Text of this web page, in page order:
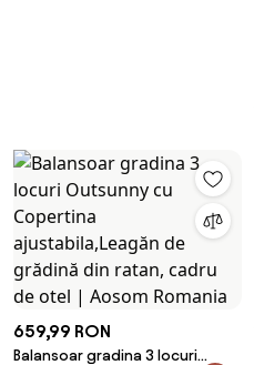
659,99 RON
Balansoar gradina 3 locuri